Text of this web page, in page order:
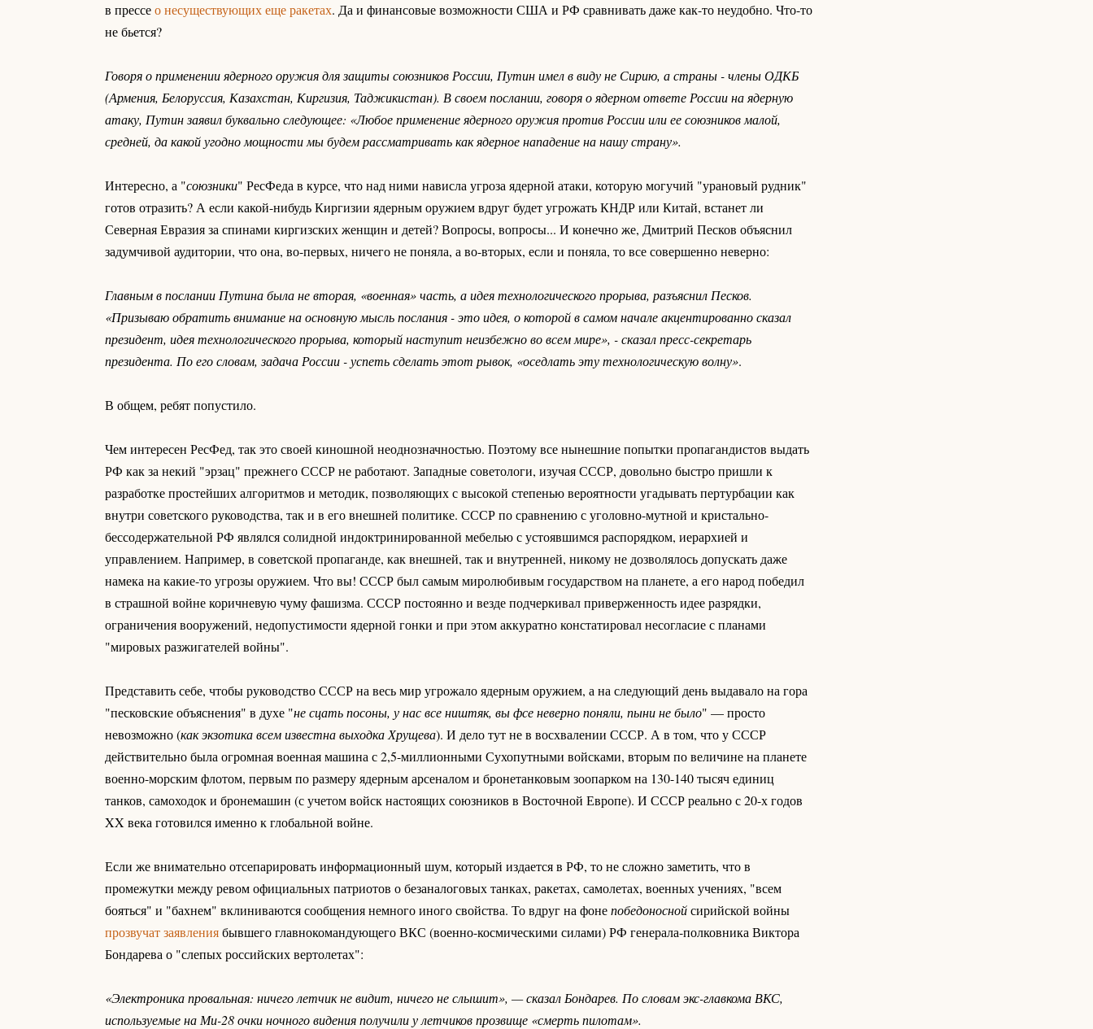
в прессео несуществующих еще ракетах. Да и финансовые возможности США и РФ сравнивать даже как-то неудобно. Что-то
не бьется?
Говоря о применении ядерного оружия для защиты союзников России, Путин имел в виду не Сирию, а страны - члены ОДКБ
(Армения, Белоруссия, Казахстан, Киргизия, Таджикистан). В своем послании, говоря о ядерном ответе России на ядерную
атаку, Путин заявил буквально следующее: «Любое применение ядерного оружия против России или ее союзников малой,
средней, да какой угодно мощности мы будем рассматривать как ядерное нападение на нашу страну».
Интересно, а "союзники" РесФеда в курсе, что над ними нависла угроза ядерной атаки, которую могучий "урановый рудник"
готов отразить? А если какой-нибудь Киргизии ядерным оружием вдруг будет угрожать КНДР или Китай, встанет ли
Северная Евразия за спинами киргизских женщин и детей? Вопросы, вопросы... И конечно же, Дмитрий Песков объяснил
задумчивой аудитории, что она, во-первых, ничего не поняла, а во-вторых, если и поняла, то все совершенно неверно:
Главным в послании Путина была не вторая, «военная» часть, а идея технологического прорыва, разъяснил Песков.
«Призываю обратить внимание на основную мысль послания - это идея, о которой в самом начале акцентированно сказал
президент, идея технологического прорыва, который наступит неизбежно во всем мире», - сказал пресс-секретарь
президента. По его словам, задача России - успеть сделать этот рывок, «оседлать эту технологическую волну».
В общем, ребят попустило.
Чем интересен РесФед, так это своей киношной неоднозначностью. Поэтому все нынешние попытки пропагандистов выдать
РФ как за некий "эрзац" прежнего СССР не работают. Западные советологи, изучая СССР, довольно быстро пришли к
разработке простейших алгоритмов и методик, позволяющих с высокой степенью вероятности угадывать пертурбации как
внутри советского руководства, так и в его внешней политике. СССР по сравнению с уголовно-мутной и кристально-
бессодержательной РФ являлся солидной индоктринированной мебелью с устоявшимся распорядком, иерархией и
управлением. Например, в советской пропаганде, как внешней, так и внутренней, никому не дозволялось допускать даже
намека на какие-то угрозы оружием. Что вы! СССР был самым миролюбивым государством на планете, а его народ победил
в страшной войне коричневую чуму фашизма. СССР постоянно и везде подчеркивал приверженность идее разрядки,
ограничения вооружений, недопустимости ядерной гонки и при этом аккуратно констатировал несогласие с планами
"мировых разжигателей войны".
Представить себе, чтобы руководство СССР на весь мир угрожало ядерным оружием, а на следующий день выдавало на гора
"песковские объяснения" в духе "не сцать посоны, у нас все ништяк, вы фсе неверно поняли, пыни не было" — просто
невозможно (как экзотика всем известна выходка Хрущева). И дело тут не в восхвалении СССР. А в том, что у СССР
действительно была огромная военная машина с 2,5-миллионными Сухопутными войсками, вторым по величине на планете
военно-морским флотом, первым по размеру ядерным арсеналом и бронетанковым зоопарком на 130-140 тысяч единиц
танков, самоходок и бронемашин (с учетом войск настоящих союзников в Восточной Европе). И СССР реально с 20-х годов
XX века готовился именно к глобальной войне.
Если же внимательно отсепарировать информационный шум, который издается в РФ, то не сложно заметить, что в
промежутки между ревом официальных патриотов о безаналоговых танках, ракетах, самолетах, военных учениях, "всем
бояться" и "бахнем" вклиниваются сообщения немного иного свойства. То вдруг на фонепобедоноснойсирийской войны
прозвучат заявлениябывшего главнокомандующего ВКС (военно-космическими силами) РФ генерала-полковника Виктора
Бондарева о "слепых российских вертолетах":
«Электроника провальная: ничего летчик не видит, ничего не слышит», — сказал Бондарев. По словам экс-главкома ВКС,
используемые на Ми-28 очки ночного видения получили у летчиков прозвище «смерть пилотам».